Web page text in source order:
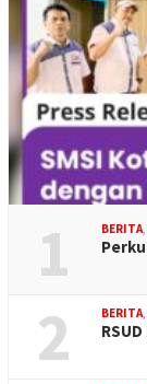
1 BERITA
2 BERITA